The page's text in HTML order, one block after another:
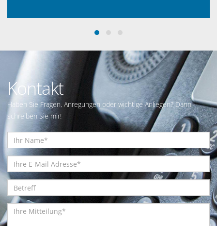
Kontakt
Haben Sie Fragen, Anregungen oder wichtige Anliegen? Dann
schreiben Sie mir!